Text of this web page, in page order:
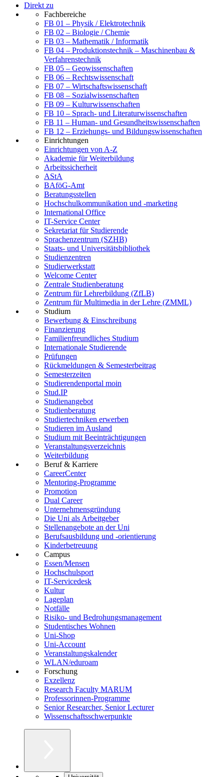
Direkt zu
Fachbereiche
FB 01 – Physik / Elektrotechnik
FB 02 – Biologie / Chemie
FB 03 – Mathematik / Informatik
FB 04 – Produktionstechnik – Maschinenbau &
Verfahrenstechnik
FB 05 – Geowissenschaften
FB 06 – Rechtswissenschaft
FB 07 – Wirtschaftswissenschaft
FB 08 – Sozialwissenschaften
FB 09 – Kulturwissenschaften
FB 10 – Sprach- und Literaturwissenschaften
FB 11 – Human- und Gesundheitswissenschaften
FB 12 – Erziehungs- und Bildungswissenschaften
Einrichtungen
Einrichtungen von A-Z
Akademie für Weiterbildung
Arbeitssicherheit
AStA
BAföG-Amt
Beratungsstellen
Hochschulkommunikation und -marketing
International Office
IT-Service Center
Sekretariat für Studierende
Sprachenzentrum (SZHB)
Staats- und Universitätsbibliothek
Studienzentren
Studierwerkstatt
Welcome Center
Zentrale Studienberatung
Zentrum für Lehrerbildung (ZfLB)
Zentrum für Multimedia in der Lehre (ZMML)
Studium
Bewerbung & Einschreibung
Finanzierung
Familienfreundliches Studium
Internationale Studierende
Prüfungen
Rückmeldungen & Semesterbeitrag
Semesterzeiten
Studierendenportal moin
Stud.IP
Studienangebot
Studienberatung
Studiertechniken erwerben
Studieren im Ausland
Studium mit Beeinträchtigungen
Veranstaltungsverzeichnis
Weiterbildung
Beruf & Karriere
CareerCenter
Mentoring-Programme
Promotion
Dual Career
Unternehmensgründung
Die Uni als Arbeitgeber
Stellenangebote an der Uni
Berufsausbildung und -orientierung
Kinderbetreuung
Campus
Essen/Mensen
Hochschulsport
IT-Servicedesk
Kultur
Lageplan
Notfälle
Risiko- und Bedrohungsmanagement
Studentisches Wohnen
Uni-Shop
Uni-Account
Veranstaltungskalender
WLAN/eduroam
Forschung
Exzellenz
Research Faculty MARUM
Professorinnen-Programme
Senior Researcher, Senior Lecturer
Wissenschaftsschwerpunkte